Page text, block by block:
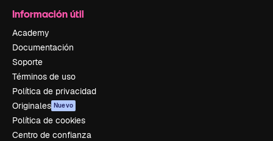
Información útil
Academy
Documentación
Soporte
Términos de uso
Política de privacidad
Originales Nuevo
Política de cookies
Centro de confianza